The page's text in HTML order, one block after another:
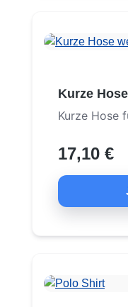
Kurze
Kurze Hose
17,10 €